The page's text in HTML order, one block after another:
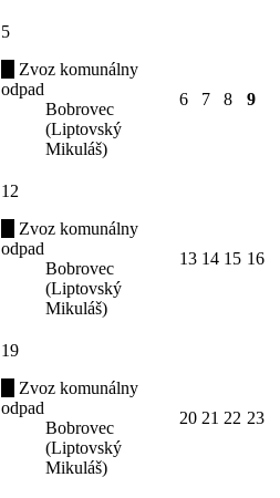
5
Zvoz komunálny
odpad
Bobrovec
(Liptovský
Mikuláš)
6 7 8 9
12
Zvoz komunálny
odpad
Bobrovec
(Liptovský
Mikuláš)
13 14 15 16
19
Zvoz komunálny
odpad
Bobrovec
(Liptovský
Mikuláš)
20 21 22 23